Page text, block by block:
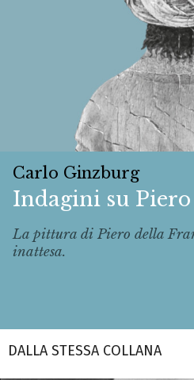
Carlo Ginzburg
Indagini su Piero
La pittura di Piero della
inattesa.
DALLA STESSA COLLANA